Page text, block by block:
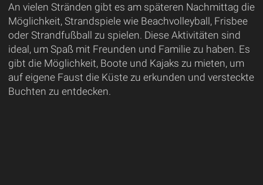
An vielen Stränden gibt es am späteren Nachmittag die
Möglichkeit, Strandspiele wie Beachvolleyball, Frisbee
oder Strandfußball zu spielen. Diese Aktivitäten sind
ideal, um Spaß mit Freunden und Familie zu haben. Es
gibt die Möglichkeit, Boote und Kajaks zu mieten, um
auf eigene Faust die Küste zu erkunden und versteckte
Buchten zu entdecken.